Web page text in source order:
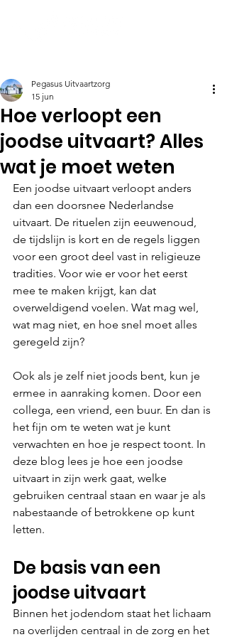
Hoe verloopt een
joodse uitvaart? Alles
wat je moet weten
Pegasus Uitvaartzorg
15 jun
Een joodse uitvaart verloopt anders
dan een doorsnee Nederlandse
uitvaart. De rituelen zijn eeuwenoud,
de tijdslijn is kort en de regels liggen
voor een groot deel vast in religieuze
tradities. Voor wie er voor het eerst
mee te maken krijgt, kan dat
overweldigend voelen. Wat mag wel,
wat mag niet, en hoe snel moet alles
geregeld zijn?
Ook als je zelf niet joods bent, kun je
ermee in aanraking komen. Door een
collega, een vriend, een buur. En dan is
het fijn om te weten wat je kunt
verwachten en hoe je respect toont. In
deze blog lees je hoe een joodse
uitvaart in zijn werk gaat, welke
gebruiken centraal staan en waar je als
nabestaande of betrokkene op kunt
letten.
De basis van een
joodse uitvaart
Binnen het jodendom staat het lichaam
na overlijden centraal in de zorg en het